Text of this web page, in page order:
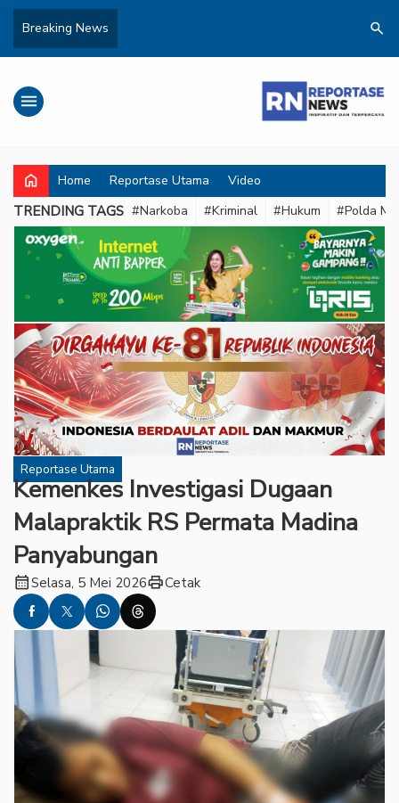
Breaking News search
menu
home Home Reportase Utama Video
TRENDING TAGS #Narkoba #Kriminal #Hukum #Polda
Reportase Utama
Kemenkes Investigasi Dugaan
Malapraktik RS Permata Madina
Panyabungan
calendar_monthSelasa, 5 Mei 2026printCetak